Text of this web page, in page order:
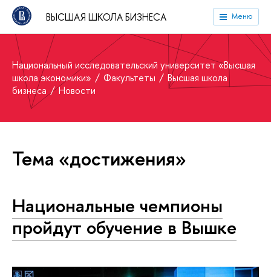
ВЫСШАЯ ШКОЛА БИЗНЕСА Меню
Национальный исследовательский университет «Высшая
школа экономики»
Факультеты
Высшая школа
бизнеса
Новости
Тема «достижения»
Национальные чемпионы
пройдут обучение в Вышке